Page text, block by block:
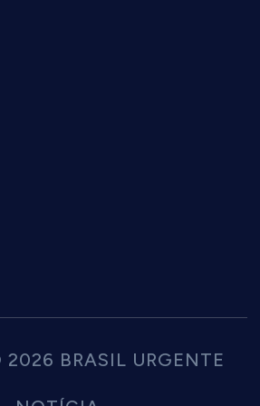
BRASIL URGENTE